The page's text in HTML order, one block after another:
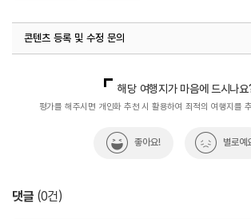
콘텐츠 등록 및 수정 문의
해당 여행지가 마음에 드시나요
평가를 해주시면 개인화 추천 시 활용하여 최적의 여행지를
좋아요! 별로예
댓글 (0건)